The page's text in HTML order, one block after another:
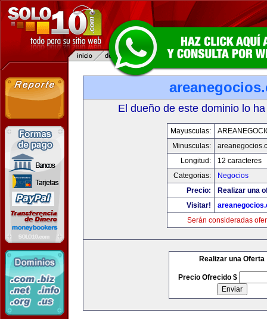
El dueño de este dominio lo
Mayusculas:
Minusculas:
Longitud:
12 caracteres
Categorias:
Negocios
Precio:
Realizar una
Visitar!
Serán consideradas
Realizar una Oferta
Precio Ofrecido $